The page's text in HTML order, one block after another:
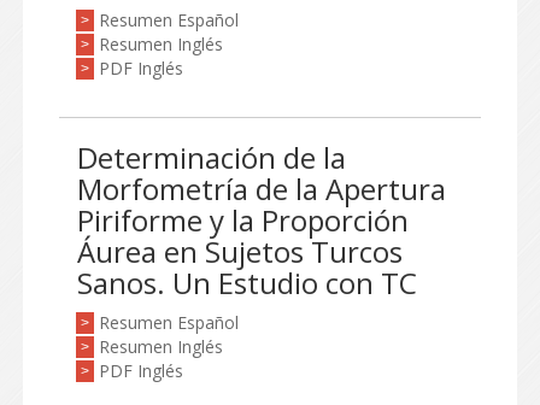
> Resumen Español
> Resumen Inglés
> PDF Inglés
Determinación de la
Morfometría de la Apertura
Piriforme y la Proporción
Áurea en Sujetos Turcos
Sanos. Un Estudio con TC
> Resumen Español
> Resumen Inglés
> PDF Inglés